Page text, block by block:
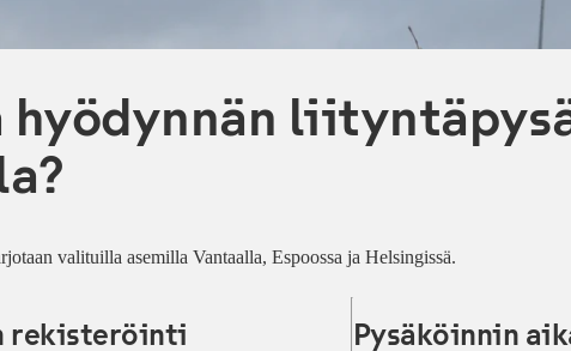
hyödynnän
valituilla asemilla Vantaalla, Espoossa ja Helsingissä.
rekisteröinti Pysäköinnin